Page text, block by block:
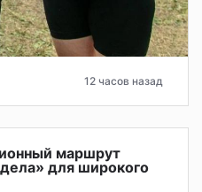
12 часов назад
маршрут
для широкого